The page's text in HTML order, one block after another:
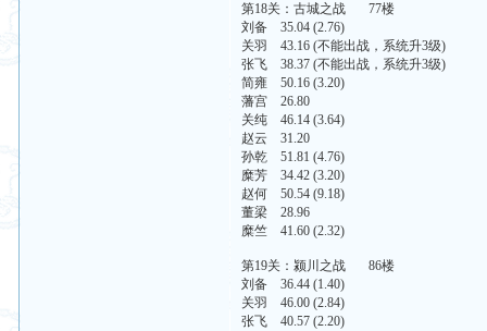
第18关：古城之战 77楼
刘备 35.04 (2.76)
关羽 43.16 (不能出战，系统升3级)
张飞 38.37 (不能出战，系统升3级)
简雍 50.16 (3.20)
藩宫 26.80
关纯 46.14 (3.64)
赵云 31.20
孙乾 51.81 (4.76)
糜芳 34.42 (3.20)
赵何 50.54 (9.18)
董梁 28.96
糜竺 41.60 (2.32)
第19关：颍川之战 86楼
刘备 36.44 (1.40)
关羽 46.00 (2.84)
张飞 40.57 (2.20)